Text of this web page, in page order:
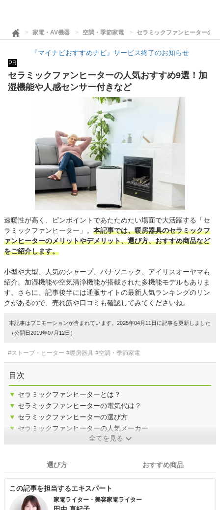
家電・AV機器 空調・季節家電 セラミックファンヒーターの
『マイナビおすすめナビ』サービス終了のお知らせ
PR
セラミックファンヒーターの人気おすすめ9選！加
湿機能や人感センサー付きなど
速暖性が高く、ピンポイントであたためたい場面で大活躍する「セ
ラミックファンヒーター」。 本記事では、暖房器具のセラミックフ
ァンヒーターのメリットやデメリット、選び方、おすすめ商品など
をご紹介します。
小型や大型、人気のシャープ、パナソニック、アイリスオーヤマも
紹介。加湿機能や空気清浄機能が搭載された多機能モデルもありま
す。さらに、記事後半には通販サイトの最新人気ランキングのリン
クがあるので、売れ筋や口コミも確認してみてくださいね。
本記事はプロモーションが含まれています。2025年04月11日に記事を更新しました
（公開日2019年07月12日）
#ストーブ・ヒーター #暖房器具 #空調・季節家電
目次
▼ セラミックファンヒーターとは？
▼ セラミックファンヒーターの電気代は？
▼ セラミックファンヒーターの選び方
▼ セラミックファンヒーターの人気メーカー
全てを見る
選び方 おすすめ商品
この記事を担当するエキスパート
家電ライター・美容家電ライター